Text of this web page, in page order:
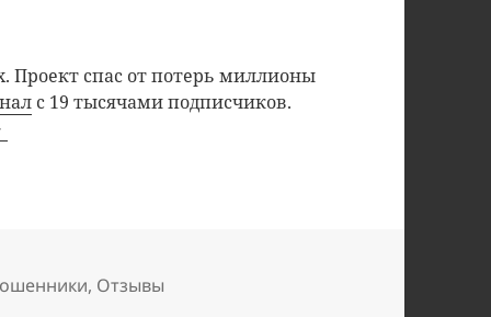
Проект спас от потерь миллионы
с 19 тысячами подписчиков.
, Отзывы